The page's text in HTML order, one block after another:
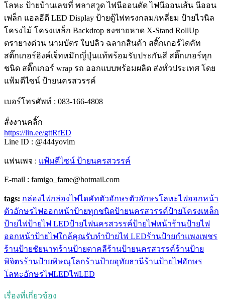
โลหะ ป้ายบ้านเลขที่ พลาสวูด ไฟนีออนดัด ไฟนีออนเส้น นีออน
เฟล็ก แอลอีดี LED Display ป้ายตู้ไฟทรงกลม/เหลี่ยม ป้ายไวนิล
โครงไม้ โครงเหล็ก Backdrop ธงชายหาด X-Stand RollUp
ตรายางด่วน นามบัตร ใบปลิว ฉลากสินค้า สติ๊กเกอร์ไดคัท
สติ๊กเกอร์อิงค์เจ็ทหมึกญี่ปุ่นแท้พร้อมรับประกันสี สติ๊กเกอร์ทุก
ชนิด สติ๊กเกอร์ wrap รถ ออกแบบพร้อมผลิต ส่งทั่วประเทศ โดย
แฟ้มดีไซน์ ป้ายนครสวรรค์
เบอร์โทรศัพท์ : 083-166-4808
สั่งงานคลิ๊ก
https://lin.ee/gttRfED
Line ID : @444yovlm
แฟนเพจ : แฟ้มดีไซน์ ป้ายนครสวรรค์
E-mail : famigo_fame@hotmail.com
tags: กล่องไฟกล่องไฟไดคัทตัวอักษรตัวอักษรโลหะไฟออกหน้า
ตัวอักษรไฟออกหน้าป้ายทุกชนิดป้ายนครสวรรค์ป้ายโครงเหล็ก
ป้ายไฟป้ายไฟ LEDป้ายไฟนครสวรรค์ป้ายไฟหน้าร้านป้ายไฟ
ออกหน้าป้ายไฟใกล้คุณรับทําป้ายไฟ LEDร้านป้ายกำแพงเพชร
ร้านป้ายชัยนาทร้านป้ายตาคลีร้านป้ายนครสวรรค์ร้านป้าย
พิจิตรร้านป้ายพิษณุโลกร้านป้ายอุทัยธานีร้านป้ายไฟอักษร
โลหะอักษรไฟLEDไฟLED
เรื่องที่เกี่ยวข้อง